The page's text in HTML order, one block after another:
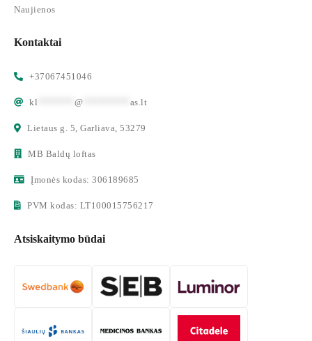
Naujienos
Kontaktai
+37067451046
kl @ as.lt
Lietaus g. 5, Garliava, 53279
MB Baldų loftas
Įmonės kodas: 306189685
PVM kodas: LT100015756217
Atsiskaitymo būdai